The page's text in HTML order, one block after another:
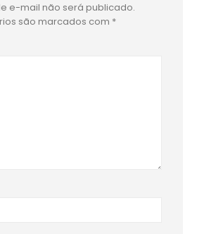
e-mail não será publicado.
são marcados com *